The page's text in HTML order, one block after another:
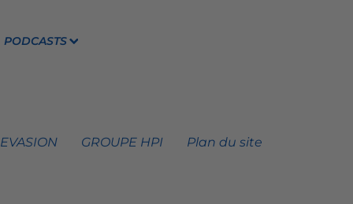
PODCASTS
GROUPE HPI Plan du site